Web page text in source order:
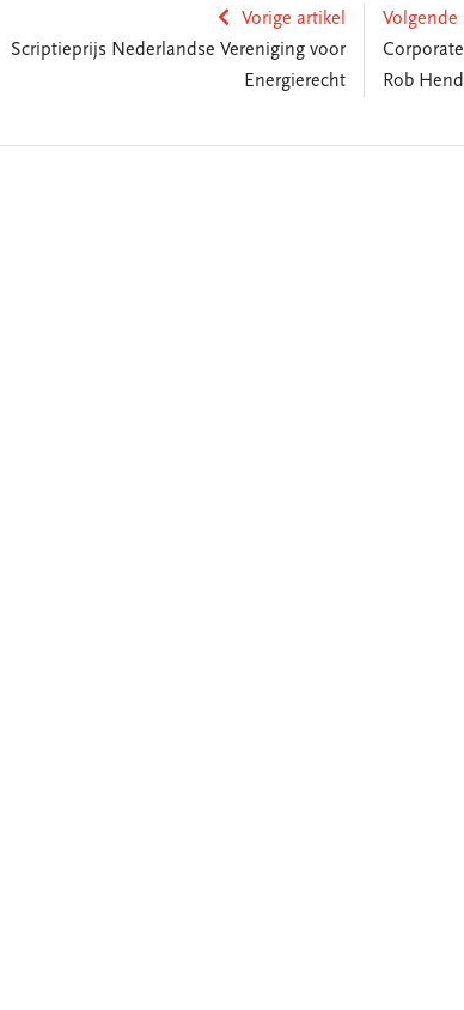
Vorige artikel
Scriptieprijs Nederlandse Vereniging voor
Energierecht
Volgende
Rob